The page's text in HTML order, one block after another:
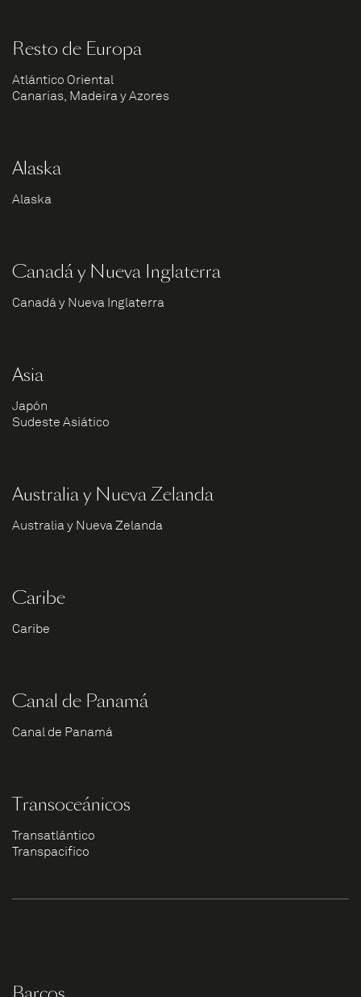
Resto de Europa
Atlántico Oriental
Canarias, Madeira y Azores
Alaska
Alaska
Canadá y Nueva Inglaterra
Canadá y Nueva Inglaterra
Asia
Japón
Sudeste Asiático
Australia y Nueva Zelanda
Australia y Nueva Zelanda
Caribe
Caribe
Canal de Panamá
Canal de Panamá
Transoceánicos
Transatlántico
Transpacífico